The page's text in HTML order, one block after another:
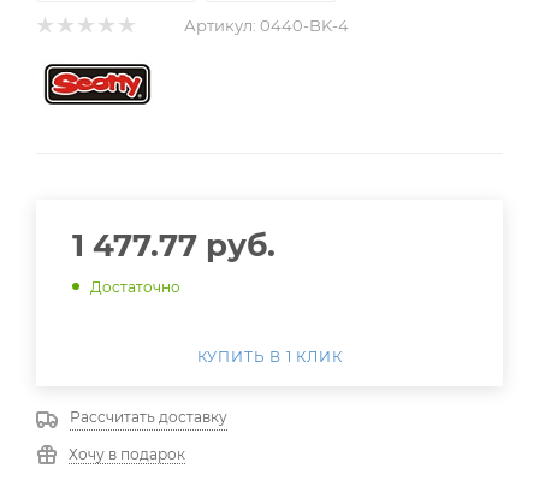
Артикул: 0440-BK-4
1 477.77 руб.
Достаточно
КУПИТЬ В 1 КЛИК
Рассчитать доставку
Хочу в подарок